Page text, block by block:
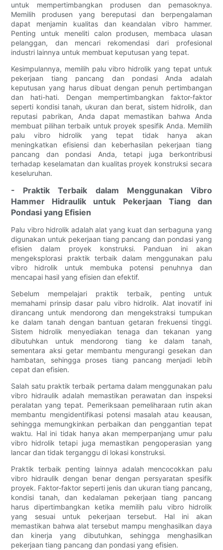
untuk mempertimbangkan produsen dan pemasoknya.
Memilih produsen yang bereputasi dan berpengalaman
dapat menjamin kualitas dan keandalan vibro hammer.
Penting untuk meneliti calon produsen, membaca ulasan
pelanggan, dan mencari rekomendasi dari profesional
industri lainnya untuk membuat keputusan yang tepat.
Kesimpulannya, memilih palu vibro hidrolik yang tepat untuk
pekerjaan tiang pancang dan pondasi Anda adalah
keputusan yang harus dibuat dengan penuh pertimbangan
dan hati-hati. Dengan mempertimbangkan faktor-faktor
seperti kondisi tanah, ukuran dan berat, sistem hidrolik, dan
reputasi pabrikan, Anda dapat memastikan bahwa Anda
membuat pilihan terbaik untuk proyek spesifik Anda. Memilih
palu vibro hidrolik yang tepat tidak hanya akan
meningkatkan efisiensi dan keberhasilan pekerjaan tiang
pancang dan pondasi Anda, tetapi juga berkontribusi
terhadap keselamatan dan kualitas proyek konstruksi secara
keseluruhan.
- Praktik Terbaik dalam Menggunakan Vibro
Hammer Hidraulik untuk Pekerjaan Tiang dan
Pondasi yang Efisien
Palu vibro hidrolik adalah alat yang kuat dan serbaguna yang
digunakan untuk pekerjaan tiang pancang dan pondasi yang
efisien dalam proyek konstruksi. Panduan ini akan
mengeksplorasi praktik terbaik dalam menggunakan palu
vibro hidrolik untuk membuka potensi penuhnya dan
mencapai hasil yang efisien dan efektif.
Sebelum mempelajari praktik terbaik, penting untuk
memahami prinsip dasar palu vibro hidrolik. Alat inovatif ini
dirancang untuk mendorong dan mengekstraksi tumpukan
ke dalam tanah dengan bantuan getaran frekuensi tinggi.
Sistem hidrolik menyediakan tenaga dan tekanan yang
dibutuhkan untuk mendorong tiang ke dalam tanah,
sementara aksi getar membantu mengurangi gesekan dan
hambatan, sehingga proses tiang pancang menjadi lebih
cepat dan efisien.
Salah satu praktik terbaik pertama dalam menggunakan palu
vibro hidraulik adalah memastikan perawatan dan inspeksi
peralatan yang tepat. Pemeriksaan pemeliharaan rutin akan
membantu mengidentifikasi potensi masalah atau keausan,
sehingga memungkinkan perbaikan dan penggantian tepat
waktu. Hal ini tidak hanya akan memperpanjang umur palu
vibro hidrolik tetapi juga memastikan pengoperasian yang
lancar dan tidak terganggu di lokasi konstruksi.
Praktik terbaik penting lainnya adalah mencocokkan palu
vibro hidraulik dengan benar dengan persyaratan spesifik
proyek. Faktor-faktor seperti jenis dan ukuran tiang pancang,
kondisi tanah, dan kedalaman pekerjaan tiang pancang
harus dipertimbangkan ketika memilih palu vibro hidrolik
yang sesuai untuk pekerjaan tersebut. Hal ini akan
memastikan bahwa alat tersebut mampu menghasilkan daya
dan kinerja yang dibutuhkan, sehingga menghasilkan
pekerjaan tiang pancang dan pondasi yang efisien.